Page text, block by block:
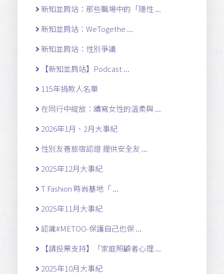
新知並肩站：那些職場中的「隱性 ...
新知並肩站：WeTogethe ...
新知並肩站：性別爭議
【新知並肩站】Podcast ...
115年捐款人名單
在同行中綻放：續寫女性的溫柔與 ...
2026年1月、2月大事紀
性別友善旅宿認證 提供安全友 ...
2025年12月大事紀
T Fashion 時尚基地「 ...
2025年11月大事紀
認識#METOO-保護自己也保 ...
【請投票支持】「家庭照顧者心理 ...
2025年10月大事紀